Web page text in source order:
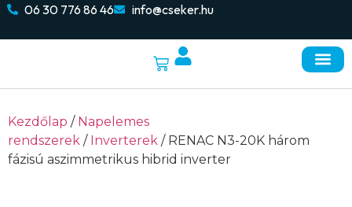
06 30 776 86 46 info@cseker.hu
Kezdőlap / Napelemes
rendszerek / Inverterek / RENAC N3-20K három
fázisú aszimmetrikus hibrid inverter